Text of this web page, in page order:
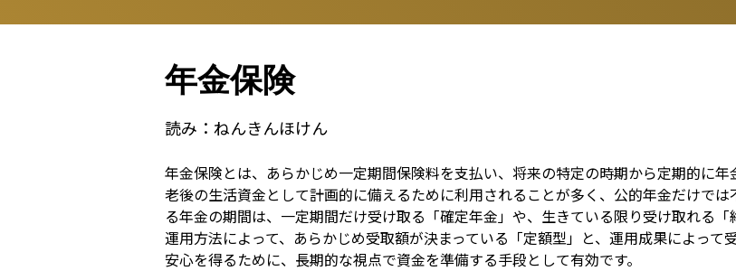
年金保険
読み： ねんきんほけん
年金保険とは、あらかじめ一定期間保険料を支払い、将来の特定の時期から定期的に年
老後の生活資金として計画的に備えるために利用されることが多く、公的年金だけで
る年金の期間は、一定期間だけ受け取る「確定年金」や、生きている限り受け取れる「
運用方法によって、あらかじめ受取額が決まっている「定額型」と、運用成果によって
安心を得るために、長期的な視点で資金を準備する手段として有効です。